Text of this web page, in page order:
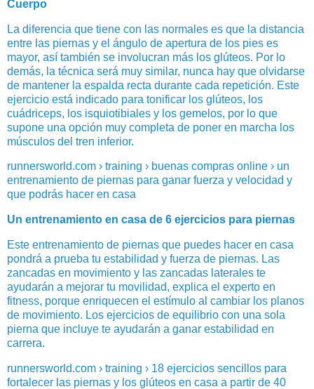
Cuerpo
La diferencia que tiene con las normales es que la distancia
entre las piernas y el ángulo de apertura de los pies es
mayor, así también se involucran más los glúteos. Por lo
demás, la técnica será muy similar, nunca hay que olvidarse
de mantener la espalda recta durante cada repetición. Este
ejercicio está indicado para tonificar los glúteos, los
cuádriceps, los isquiotibiales y los gemelos, por lo que
supone una opción muy completa de poner en marcha los
músculos del tren inferior.
runnersworld.com › training › buenas compras online › un
entrenamiento de piernas para ganar fuerza y velocidad y
que podrás hacer en casa
Un entrenamiento en casa de 6 ejercicios para piernas
Este entrenamiento de piernas que puedes hacer en casa
pondrá a prueba tu estabilidad y fuerza de piernas. Las
zancadas en movimiento y las zancadas laterales te
ayudarán a mejorar tu movilidad, explica el experto en
fitness, porque enriquecen el estímulo al cambiar los planos
de movimiento. Los ejercicios de equilibrio con una sola
pierna que incluye te ayudarán a ganar estabilidad en
carrera.
runnersworld.com › training › 18 ejercicios sencillos para
fortalecer las piernas y los glúteos en casa a partir de 40